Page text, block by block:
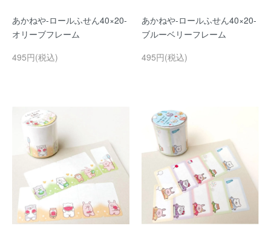
あかねや-ロールふせん40×20-
オリーブフレーム
495円(税込)
あかねや-ロールふせん40×20-
ブルーベリーフレーム
495円(税込)